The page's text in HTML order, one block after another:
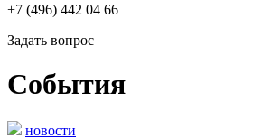
+7 (496) 442 04 66
Задать вопрос
События
новости